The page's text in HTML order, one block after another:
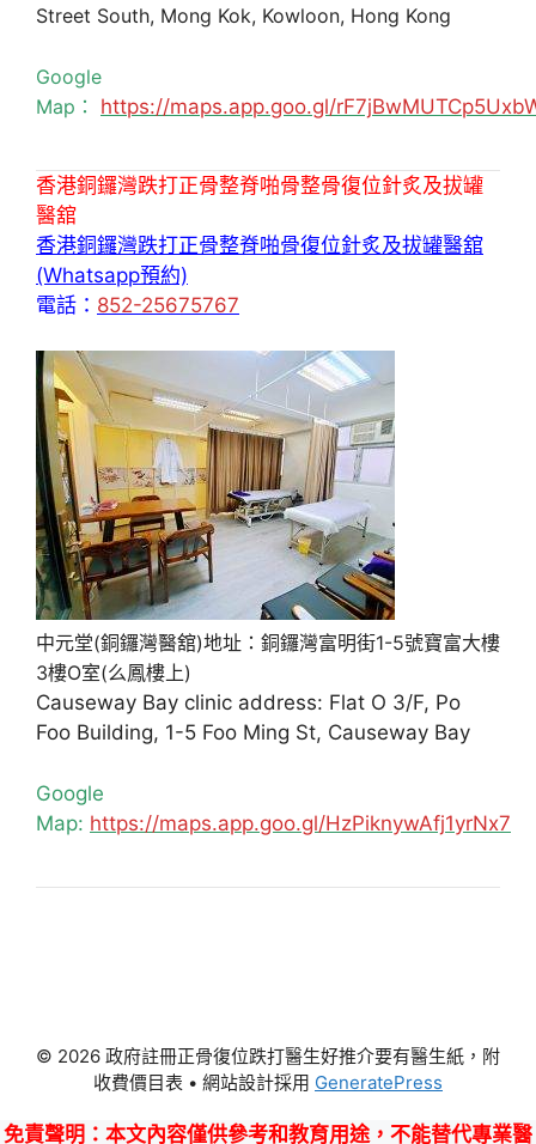
Street South, Mong Kok, Kowloon, Hong Kong
Google
Map： https://maps.app.goo.gl/
香港銅鑼灣跌打正骨整脊啪骨整骨復位針炙及拔罐
醫舘
香港銅鑼灣跌打正骨整脊啪骨復位針炙及拔罐醫舘
(Whatsapp預約)
電話： 852-25675767
中元堂(銅鑼灣醫舘)地址：銅鑼灣富明街1-5號寶富大樓
3樓O室(么鳳樓上)
Causeway Bay clinic address: Flat O 3/F, Po
Foo Building, 1-5 Foo Ming St, Causeway Bay
Google
Map: https://maps.app.goo.gl/HzPiknywAfj1yrNx7
© 2026 政府註冊正骨復位跌打醫生好推介要有醫生紙，附
收費價目表 • 網站設計採用 GeneratePress
免責聲明 ：本文內容僅供參考和教育用途，不能替代專業醫